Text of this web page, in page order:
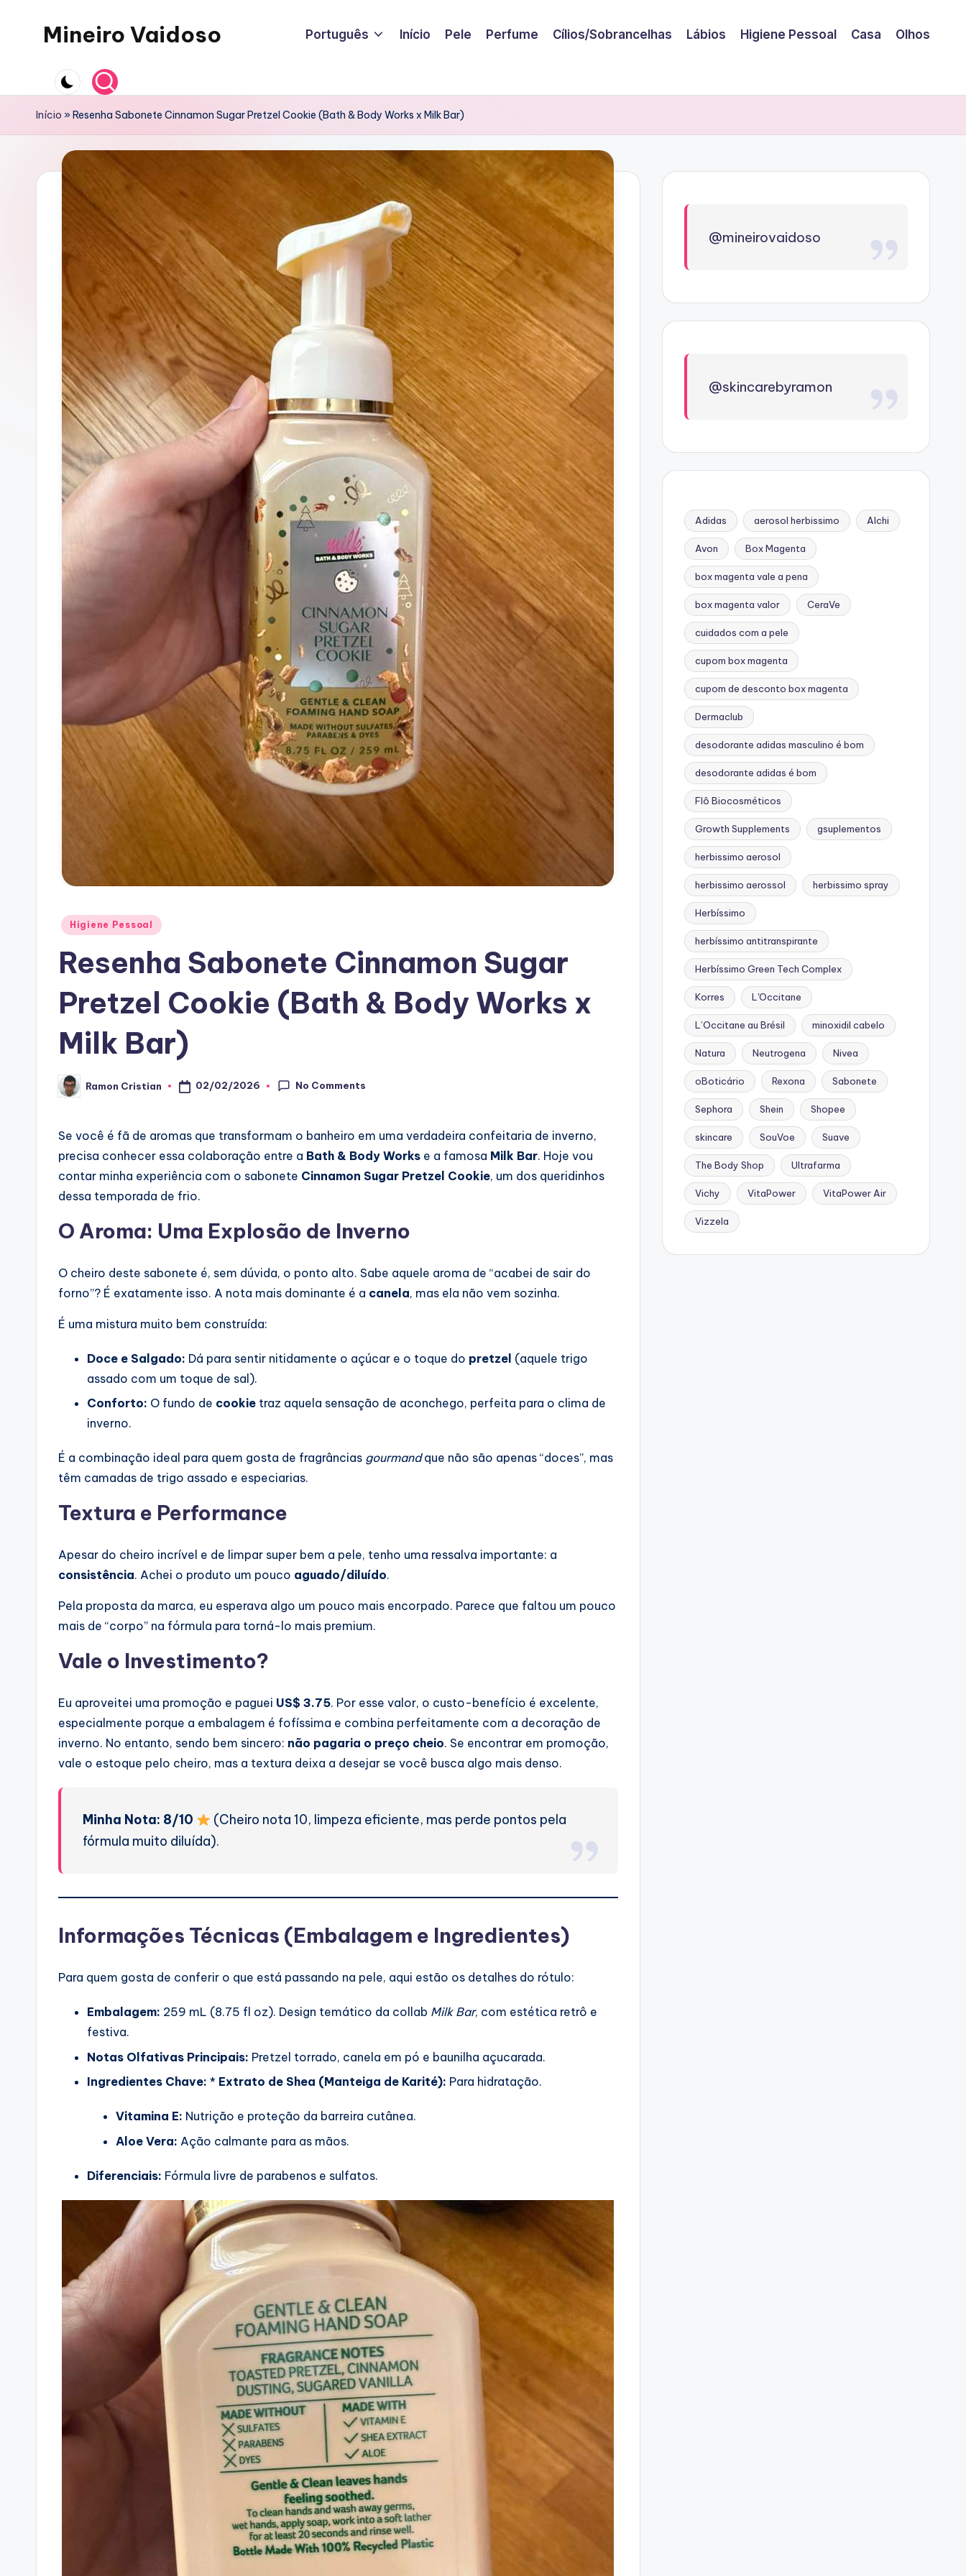
Mineiro Vaidoso
Care,
Português Início Pele Perfume Cílios/Sobrancelhas Lábios Higiene Pessoal Casa Olhos
Início »Resenha Sabonete Cinnamon Sugar Pretzel Cookie (Bath & Body Works x Milk Bar)
Posted
Higiene Pessoal
Resenha Sabonete Cinnamon Sugar
Pretzel Cookie (Bath & Body Works x
Milk Bar)
Posted
by
Ramon Cristian 02/02/2026 No Comments
Se você é fã de aromas que transformam o banheiro em uma verdadeira confeitaria de inverno,
precisa conhecer essa colaboração entre a Bath & Body Works e a famosa Milk Bar. Hoje vou
contar minha experiência com o sabonete Cinnamon Sugar Pretzel Cookie, um dos queridinhos
dessa temporada de frio.
O Aroma: Uma Explosão de Inverno
O cheiro deste sabonete é, sem dúvida, o ponto alto. Sabe aquele aroma de “acabei de sair do
forno”? É exatamente isso. A nota mais dominante é a canela, mas ela não vem sozinha.
É uma mistura muito bem construída:
Doce e Salgado: Dá para sentir nitidamente o açúcar e o toque do pretzel (aquele trigo
assado com um toque de sal).
Conforto: O fundo de cookie traz aquela sensação de aconchego, perfeita para o clima de
inverno.
É a combinação ideal para quem gosta de fragrâncias gourmandque não são apenas “doces”, mas
têm camadas de trigo assado e especiarias.
Textura e Performance
Apesar do cheiro incrível e de limpar super bem a pele, tenho uma ressalva importante: a
consistência. Achei o produto um pouco aguado/diluído.
Pela proposta da marca, eu esperava algo um pouco mais encorpado. Parece que faltou um pouco
mais de “corpo” na fórmula para torná-lo mais premium.
Vale o Investimento?
Eu aproveitei uma promoção e paguei US$ 3.75. Por esse valor, o custo-benefício é excelente,
especialmente porque a embalagem é fofíssima e combina perfeitamente com a decoração de
inverno. No entanto, sendo bem sincero: não pagaria o preço cheio. Se encontrar em promoção,
vale o estoque pelo cheiro, mas a textura deixa a desejar se você busca algo mais denso.
Minha Nota: 8/10
(Cheiro nota 10, limpeza eficiente, mas perde pontos pela
fórmula muito diluída).
Informações Técnicas (Embalagem e Ingredientes)
Para quem gosta de conferir o que está passando na pele, aqui estão os detalhes do rótulo:
Embalagem: 259 mL (8.75 fl oz). Design temático da collab Milk Bar, com estética retrô e
festiva.
Notas Olfativas Principais: Pretzel torrado, canela em pó e baunilha açucarada.
Ingredientes Chave: * Extrato de Shea (Manteiga de Karité): Para hidratação.
Vitamina E: Nutrição e proteção da barreira cutânea.
Aloe Vera: Ação calmante para as mãos.
Diferenciais: Fórmula livre de parabenos e sulfatos.
@mineirovaidoso
@skincarebyramon
Adidas aerosol herbissimo Alchi
Avon Box Magenta
box magenta vale a pena
box magenta valor CeraVe
cuidados com a pele
cupom box magenta
cupom de desconto box magenta
Dermaclub
desodorante adidas masculino é bom
desodorante adidas é bom
Flô Biocosméticos
Growth Supplements gsuplementos
herbissimo aerosol
herbissimo aerossol herbissimo spray
Herbíssimo
herbíssimo antitranspirante
Herbíssimo Green Tech Complex
Korres L'Occitane
L’Occitane au Brésil minoxidil cabelo
Natura Neutrogena Nivea
oBoticário Rexona Sabonete
Sephora Shein Shopee
skincare SouVoe Suave
The Body Shop Ultrafarma
Vichy VitaPower VitaPower Air
Vizzela